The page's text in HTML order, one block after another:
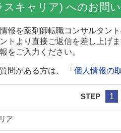
スキャリア) へのお問
報を薬剤師転職コンサルタン
トより直接ご返信を差し上げま
をご入力ください。
問がある方は、 「 個人情報の
STEP 1
ア